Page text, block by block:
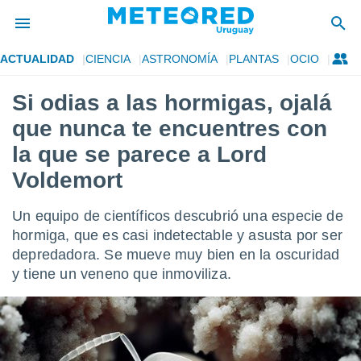
de
ha
por
para
la
que se
a este
las
y
forma
digital
basada
ACTUALIDAD CIENCIA ASTRONOMÍA PLANTAS OCIO
Si odias a las hormigas, ojalá
que nunca te encuentres con
la que se parece a Lord
Voldemort
Un equipo de científicos descubrió una especie de
hormiga, que es casi indetectable y asusta por ser
depredadora. Se mueve muy bien en la oscuridad
y tiene un veneno que inmoviliza.